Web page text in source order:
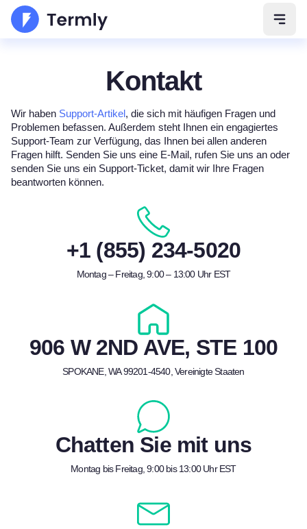
Kontakt
Wir haben Support-Artikel, die sich mit häufigen Fragen und
Problemen befassen. Außerdem steht Ihnen ein engagiertes
Support-Team zur Verfügung, das Ihnen bei allen anderen
Fragen hilft. Senden Sie uns eine E-Mail, rufen Sie uns an oder
senden Sie uns ein Support-Ticket, damit wir Ihre Fragen
beantworten können.
+1 (855) 234-5020
Montag – Freitag, 9:00 – 13:00 Uhr EST
906 W 2ND AVE, STE 100
SPOKANE, WA 99201-4540, Vereinigte Staaten
Chatten Sie mit uns
Montag bis Freitag, 9:00 bis 13:00 Uhr EST